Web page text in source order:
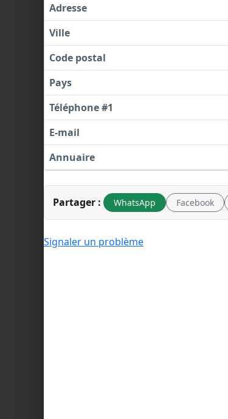
Adresse
Ville
Code postal
Pays
Téléphone #1
E-mail
Annuaire
Partager : WhatsApp Facebook
Signaler un problème